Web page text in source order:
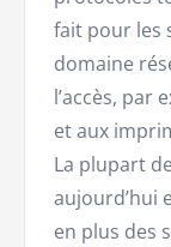
fait pour les
domaine
l’accès, par
et aux
La plupart
aujourd’hui
en plus des